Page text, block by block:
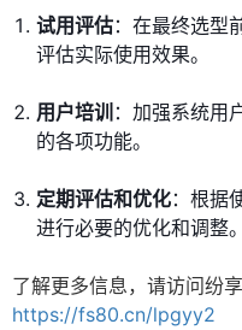
试用评估：在最终选型
评估实际使用效果。
用户培训 ：加强系统用
的各项功能。
定期评估和优化：根据
进行必要的优化和调整。
了解更多信息，请访问纷享
https://fs80.cn/lpgyy2